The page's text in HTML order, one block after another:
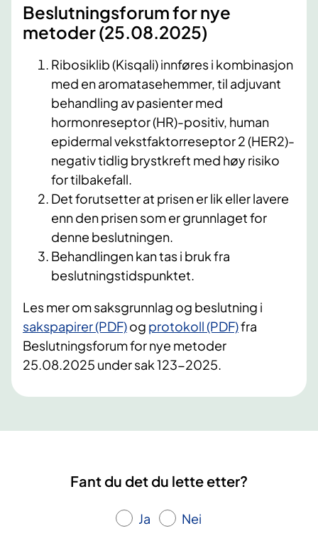
Beslutningsforum for nye
metoder (25.08.2025)
Ribosiklib (Kisqali) innføres i kombinasjon
med en aromatasehemmer, til adjuvant
behandling av pasienter med
hormonreseptor (HR)-positiv, human
epidermal vekstfaktorreseptor 2 (HER2)-
negativ tidlig brystkreft med høy risiko
for tilbakefall.
Det forutsetter at prisen er lik eller lavere
enn den prisen som er grunnlaget for
denne beslutningen.
Behandlingen kan tas i bruk fra
beslutningstidspunktet.
Les mer om saksgrunnlag og beslutning i
sakspapirer (PDF)og protokoll (PDF)fra
Beslutningsforum for nye metoder
25.08.2025 under sak 123-2025.
Fant du det du lette etter?
Ja Nei